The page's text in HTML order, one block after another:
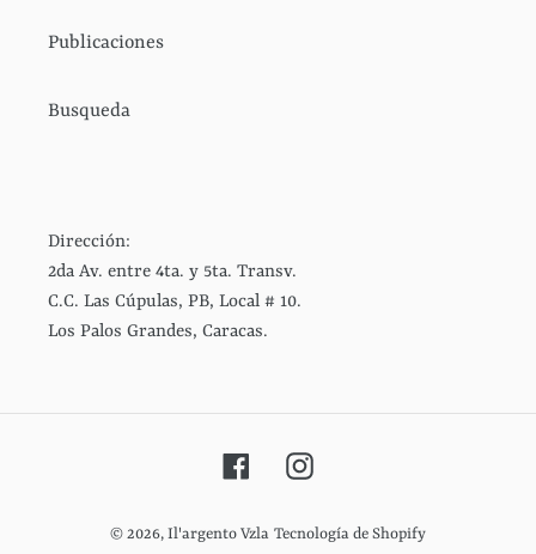
Publicaciones
Busqueda
Dirección:
2da Av. entre 4ta. y 5ta. Transv.
C.C. Las Cúpulas, PB, Local # 10.
Los Palos Grandes, Caracas.
FacebookInstagram
© 2026, Il'argento Vzla Tecnología de Shopify